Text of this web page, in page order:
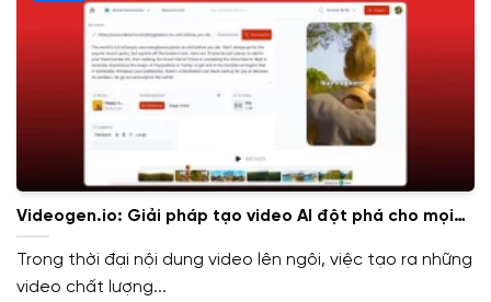
Videogen.io: Giải pháp tạo video AI đột phá cho mọi
nhu cầu
Trong thời đại nội dung video lên ngôi, việc tạo ra những
video chất lượng...